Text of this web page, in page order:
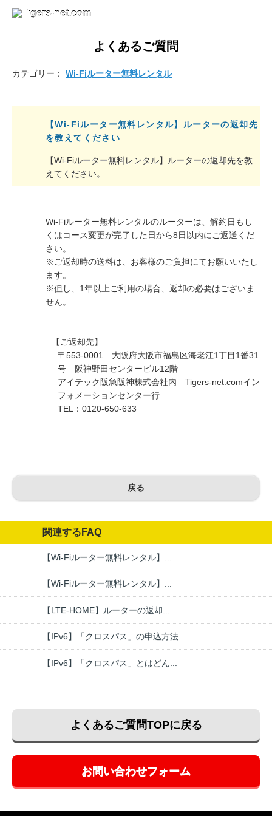
よくあるご質問
【Wi-Fiルーター無料レンタル】ルーターの返却先
を教えてください
【Wi-Fiルーター無料レンタル】ルーターの返却先を教
えてください。
カテゴリー： Wi-Fiルーター無料レンタル
Wi-Fiルーター無料レンタルのルーターは、解約日もし
くはコース変更が完了した日から8日以内にご返送くだ
さい。
※ご返却時の送料は、お客様のご負担にてお願いいたし
ます。
※但し、1年以上ご利用の場合、返却の必要はございま
せん。
【ご返却先】
〒553-0001 大阪府大阪市福島区海老江1丁目1番31
号 阪神野田センタービル12階
アイテック阪急阪神株式会社内 Tigers-net.comイン
フォメーションセンター行
TEL：0120-650-633
戻る
関連するFAQ
【Wi-Fiルーター無料レンタル】...
【Wi-Fiルーター無料レンタル】...
【LTE-HOME】ルーターの返却...
【IPv6】「クロスパス」の申込方法
【IPv6】「クロスパス」とはどん...
よくあるご質問TOPに戻る
お問い合わせフォーム